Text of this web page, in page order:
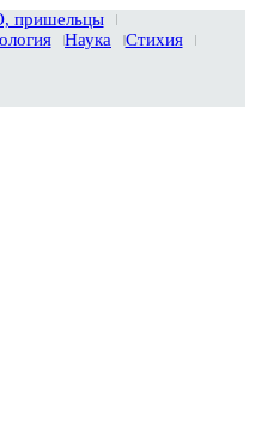
пришельцы
Наука
Стихия